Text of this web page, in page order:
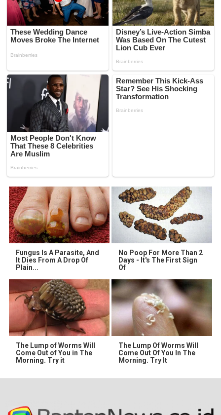
Fungus Is A Parasite, And
It Dies From A Drop Of
Plain...
No Poop For More Than 2
Days - It's The First Sign
Of
The Lump of Worms Will
Come Out of You in The
Morning. Try it
The Lump Of Worms Will
Come Out Of You In The
Morning. Try It